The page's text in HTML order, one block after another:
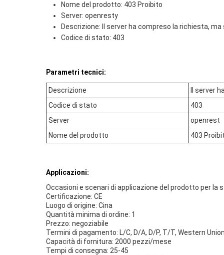
Nome del prodotto: 403 Proibito
Server: openresty
Descrizione: Il server ha compreso la richiesta,
Codice di stato: 403
Parametri tecnici:
Descrizione
Il server
Codice di stato
403
Server
openrest
Nome del prodotto
403
Applicazioni:
Occasioni e scenari di applicazione del prodotto per la
Certificazione: CE
Luogo di origine: Cina
Quantità minima di ordine: 1
Prezzo: negoziabile
Termini di pagamento: L/C, D/A, D/P, T/T, Western
Capacità di fornitura: 2000 pezzi/mese
Tempi di consegna: 25-45